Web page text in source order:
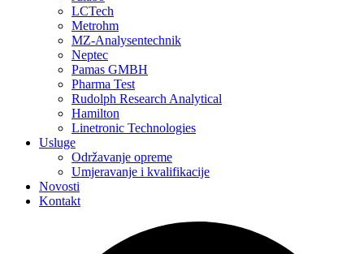
LCTech
Metrohm
MZ-Analysentechnik
Neptec
Pamas GMBH
Pharma Test
Rudolph Research Analytical
Hamilton
Linetronic Technologies
Usluge
Održavanje opreme
Umjeravanje i kvalifikacije
Novosti
Kontakt